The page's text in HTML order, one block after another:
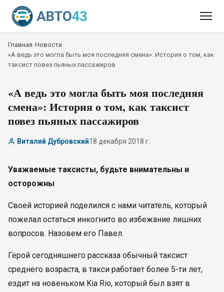
Главная Новости
«А ведь это могла быть моя последняя смена»: История о том, как
таксист повез пьяных пассажиров
«А ведь это могла быть моя последняя
смена»: История о том, как таксист
повез пьяных пассажиров
Виталий Дубровский18 декабря 2018 г.
Уважаемые таксисты, будьте внимательны и
осторожны
Своей историей поделился с нами читатель, который
пожелал остаться инкогнито во избежание лишних
вопросов. Назовем его Павел.
Герой сегодняшнего рассказа обычный таксист
среднего возраста, в такси работает более 5-ти лет,
ездит на новеньком Kia Rio, который был взят в